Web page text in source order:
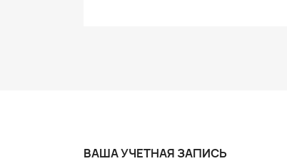
ВАША УЧЕТНАЯ ЗАПИСЬ